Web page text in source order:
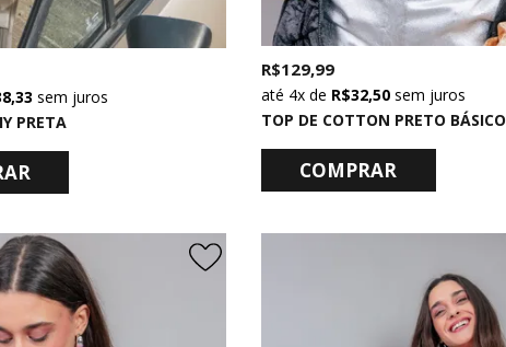
PRETA
sem juros
TOP DE COTTON PRETO BÁSICO
R$ 129,99
4xde R$ 32,50 sem juros
COMPRAR